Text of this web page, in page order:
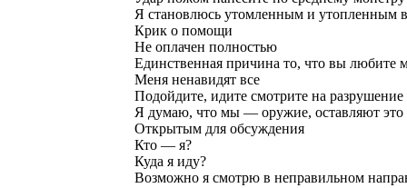
Я становлюсь утомленным и утопленным в
Крик о помощи
Не оплачен полностью
Единственная причина то, что вы любите
Меня ненавидят все
Подойдите, идите смотрите на разрушение
Я думаю, что мы — оружие, оставляют это
Открытым для обсуждения
Кто — я?
Куда я иду?
Возможно я смотрю в неправильном